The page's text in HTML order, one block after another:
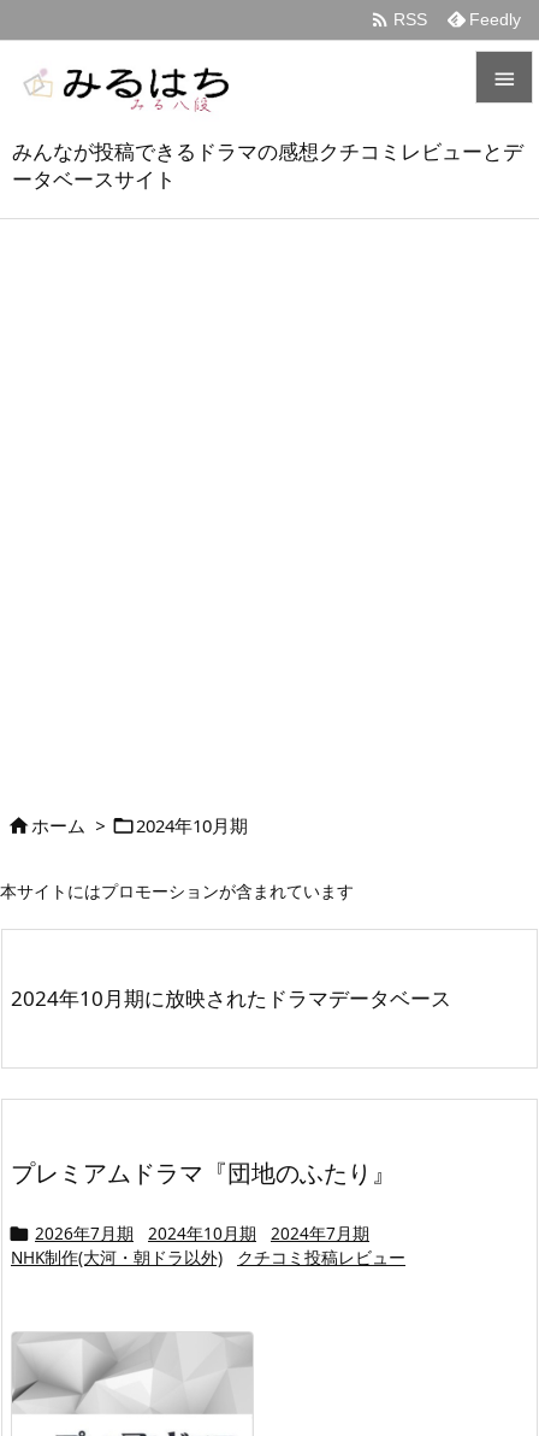
みんなが投稿できるドラマの感想クチコミレビューとデ
ータベースサイト

メニュ
 RSS Feedly
ホーム > 2024年10月期
本サイトにはプロモーションが含まれています
2024年10月期に放映されたドラマデータベース
プレミアムドラマ『団地のふたり』
 2026年7月期 2024年10月期
2024年7月期
NHK制作(大河・朝ドラ以外)
クチコミ投稿レビュー